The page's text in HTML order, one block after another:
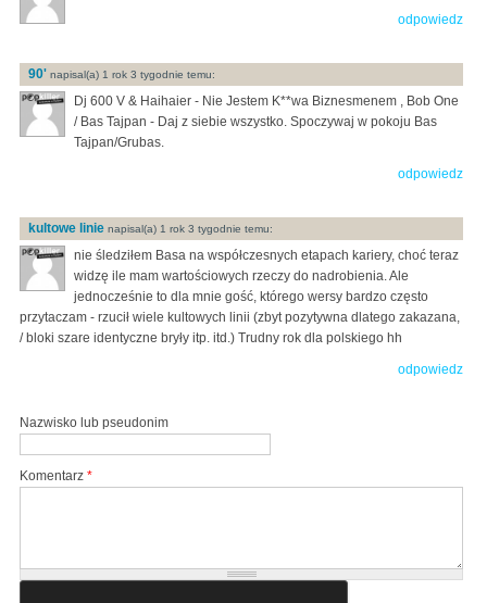
odpowiedz
90' napisal(a) 1 rok 3 tygodnie temu:
Dj 600 V & Haihaier - Nie Jestem K**wa Biznesmenem , Bob One
/ Bas Tajpan - Daj z siebie wszystko. Spoczywaj w pokoju Bas
Tajpan/Grubas.
odpowiedz
kultowe linie napisal(a) 1 rok 3 tygodnie temu:
nie śledziłem Basa na współczesnych etapach kariery, choć teraz
widzę ile mam wartościowych rzeczy do nadrobienia. Ale
jednocześnie to dla mnie gość, którego wersy bardzo często
przytaczam - rzucił wiele kultowych linii (zbyt pozytywna dlatego zakazana,
/ bloki szare identyczne bryły itp. itd.) Trudny rok dla polskiego hh
odpowiedz
Nazwisko lub pseudonim
Komentarz *